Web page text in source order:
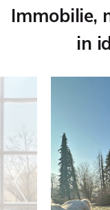
Immobilie,
in